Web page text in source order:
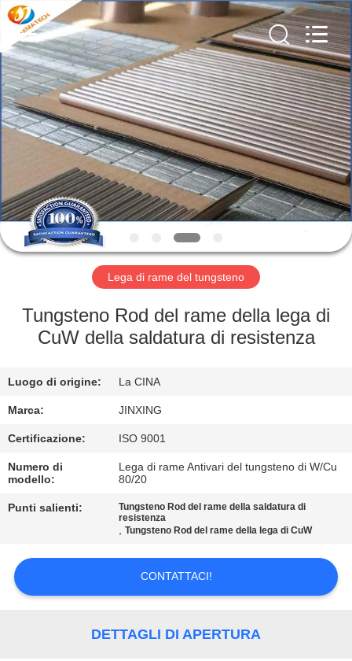
CASA
PRODOTTI
CIRCA
NOI
GIRO
FABBRICA
NOTIZIE
CASI
RICHIEDA
CITAZIONE
MATECH
CO
LTD.
Rights
Reserved.
Developed
by
ECER
Lega di rame del tungsteno
Tungsteno Rod del rame della lega di
CuW della saldatura di resistenza
Luogo di origine: La CINA
Marca: JINXING
Certificazione: ISO 9001
Numero di
modello:
Lega di rame Antivari del tungsteno di W/Cu
80/20
Punti salienti:
Tungsteno Rod del rame della saldatura di
resistenza
,Tungsteno Rod del rame della lega di CuW
CONTATTACI!
DETTAGLI DI APERTURA